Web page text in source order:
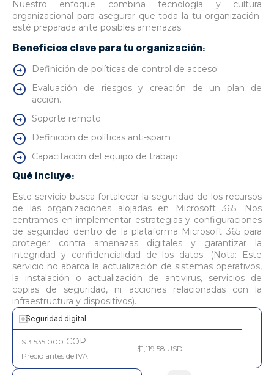
Nuestro enfoque combina tecnología y cultura
organizacional para asegurar que toda la tu organización
esté preparada ante posibles amenazas.
Beneficios clave para tu organización:
Definición de políticas de control de acceso
Evaluación de riesgos y creación de un plan de
acción.
Soporte remoto
Definición de políticas anti-spam
Capacitación del equipo de trabajo.
Qué incluye:
Este servicio busca fortalecer la seguridad de los recursos
de las organizaciones alojadas en Microsoft 365. Nos
centramos en implementar estrategias y configuraciones
de seguridad dentro de la plataforma Microsoft 365 para
proteger contra amenazas digitales y garantizar la
integridad y confidencialidad de los datos. (Nota: Este
servicio no abarca la actualización de sistemas operativos,
la instalación o actualización de antivirus, servicios de
copias de seguridad, ni acciones relacionadas con la
infraestructura y dispositivos).
Seguridad digital
$ 3.535.000 COP
$1,119.58 USD